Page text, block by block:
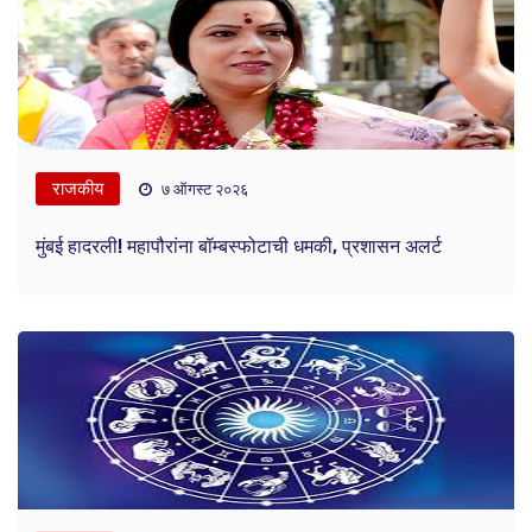
राजकीय ७ ऑगस्ट २०२६
मुंबई हादरली! महापौरांना बॉम्बस्फोटाची धमकी, प्रशासन अलर्ट